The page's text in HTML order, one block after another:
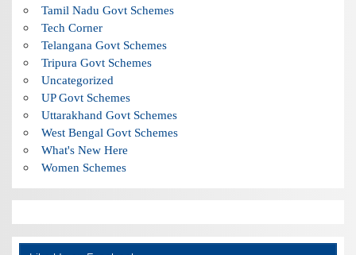
Tamil Nadu Govt Schemes
Tech Corner
Telangana Govt Schemes
Tripura Govt Schemes
Uncategorized
UP Govt Schemes
Uttarakhand Govt Schemes
West Bengal Govt Schemes
What's New Here
Women Schemes